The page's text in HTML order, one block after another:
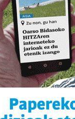
zure IP zenbakia,
cookieak adibidez,
eskaintzeko,
buruzko
Zure datuak
hauta dezakezu.
ez dizute baimenik
legitimoetan
beren ustez zein